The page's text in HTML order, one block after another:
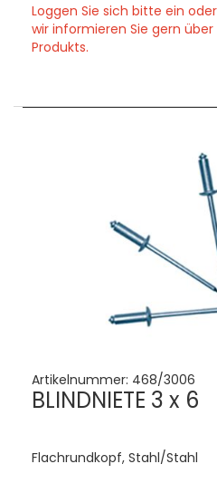
Loggen Sie sich bitte ein
wir informieren Sie gern
Produkts.
Artikelnummer: 468/3006
BLINDNIETE 3 x 6
Flachrundkopf, Stahl/Stahl